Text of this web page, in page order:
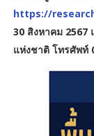
https://
30 สิงหาคม 2567
แห่งชาติ โทรศัพท์